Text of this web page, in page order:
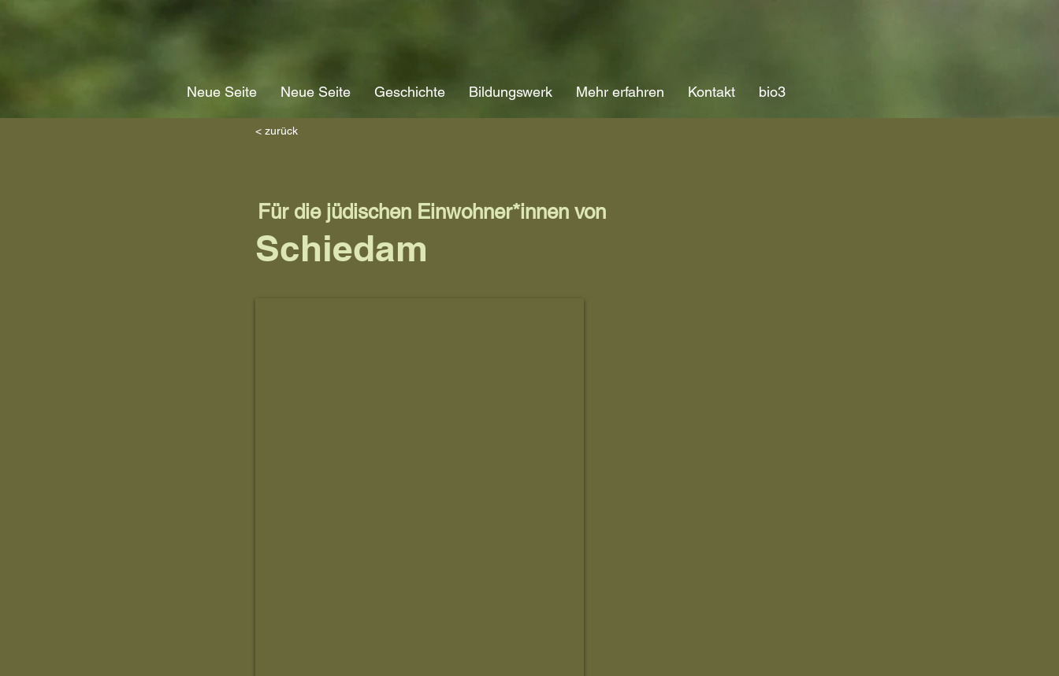
Neue Seite Neue Seite Geschichte Bildungswerk Mehr erfahren Kontakt bio3
< zurück
Schiedam
Für die jüdischen Einwohner*innen von